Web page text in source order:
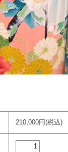
210,000円(税込)